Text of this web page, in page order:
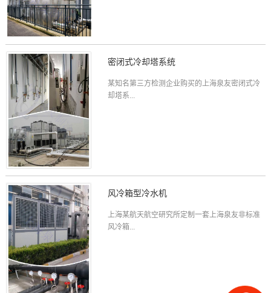
密闭式冷却塔系统
某知名第三方检测企业购买的上海泉友密闭式冷
却塔系...
风冷箱型冷水机
上海某航天航空研究所定制一套上海泉友非标准
风冷箱...